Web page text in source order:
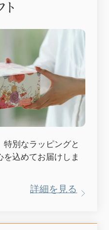
ト
特別なラッピングと
を込めてお届けしま
詳細を見る